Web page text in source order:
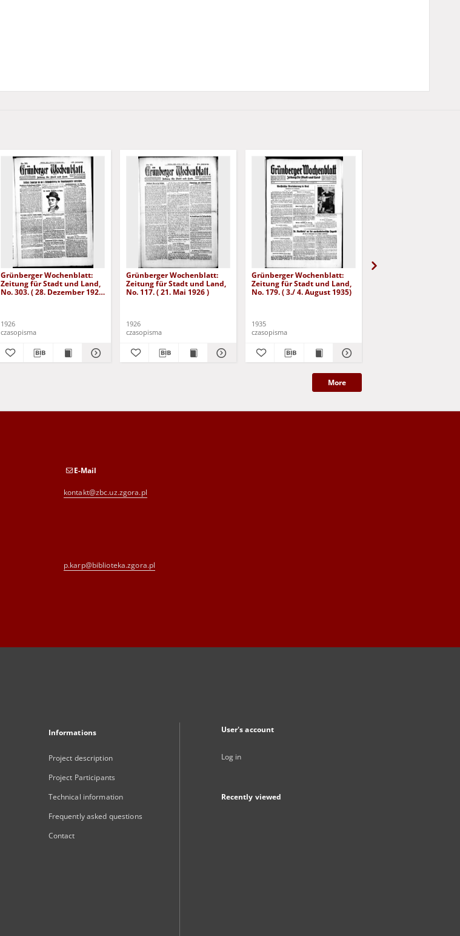
Grünberger Wochenblatt:
Zeitung für Stadt und Land,
No. 303. ( 28. Dezember 1926
1926
czasopisma
Grünberger Wochenblatt:
Zeitung für Stadt und Land,
No. 117. ( 21. Mai 1926 )
1926
czasopisma
Grünberger Wochenblatt:
Zeitung für Stadt und Land,
No. 179. ( 3./ 4. August 1935)
1935
czasopisma
More
E-Mail
kontakt@zbc.uz.zgora.pl
p.karp@biblioteka.zgora.pl
Informations
Project description
Project Participants
Technical information
Frequently asked questions
Contact
User's account
Log in
Recently viewed